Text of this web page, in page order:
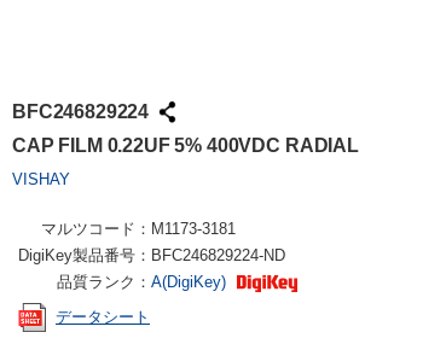
BFC246829224
CAP FILM 0.22UF 5% 400VDC RADIAL
VISHAY
マルツコード： M1173-3181
DigiKey製品番号： BFC246829224-ND
品質ランク： A(DigiKey)
データシート